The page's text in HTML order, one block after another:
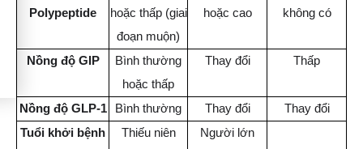
Polypeptide
hoặc thấp (giai
đoạn muộn)
hoặc cao không có
Nồng độ GIP
Bình thường
hoặc thấp
Thay đổi Thấp
Nồng độ GLP-1 Bình thường Thay đổi
Thay đổi
Tuổi khởi bệnh
Thiếu niên
Người lớn